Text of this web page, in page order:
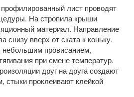
лист проводят
На стропила крыши
материал. Направление
снизу вверх от ската к коньку.
провисанием,
при смене температур.
друг на друга создают
стыки проклеивают клейкой